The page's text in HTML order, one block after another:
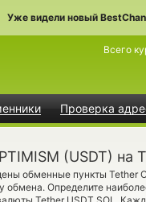
Уже видели новый
Проверка
Всего
(USDT) на
обменные пункты Tether
обмена. Определите